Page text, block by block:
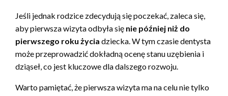
Jeśli jednak rodzice zdecydują się poczekać, zaleca się,
aby pierwsza wizyta odbyła się nie później niż do
pierwszego roku życia dziecka. W tym czasie dentysta
może przeprowadzić dokładną ocenę stanu uzębienia i
dziąseł, co jest kluczowe dla dalszego rozwoju.
Warto pamiętać, że pierwsza wizyta ma na celu nie tylko